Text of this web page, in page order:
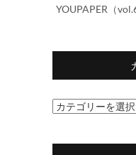
YOUPAPER（
カ
ゴ